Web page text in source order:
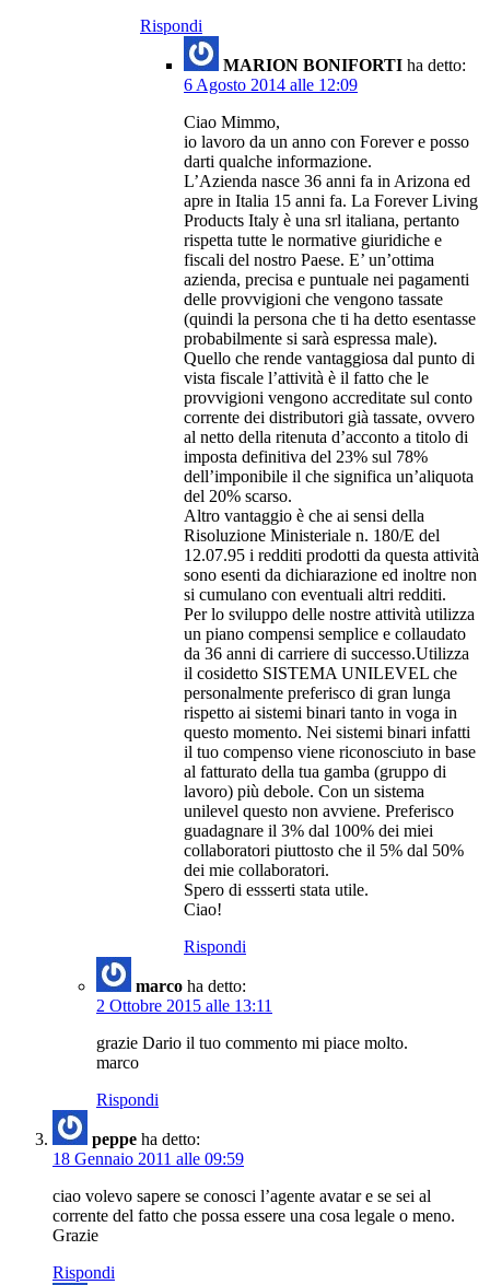
Rispondi
MARION BONIFORTI ha detto:
6 Agosto 2014 alle 12:09
Ciao Mimmo,
io lavoro da un anno con Forever e posso
darti qualche informazione.
L’Azienda nasce 36 anni fa in Arizona ed
apre in Italia 15 anni fa. La Forever Living
Products Italy è una srl italiana, pertanto
rispetta tutte le normative giuridiche e
fiscali del nostro Paese. E’ un’ottima
azienda, precisa e puntuale nei pagamenti
delle provvigioni che vengono tassate
(quindi la persona che ti ha detto esentasse
probabilmente si sarà espressa male).
Quello che rende vantaggiosa dal punto di
vista fiscale l’attività è il fatto che le
provvigioni vengono accreditate sul conto
corrente dei distributori già tassate, ovvero
al netto della ritenuta d’acconto a titolo di
imposta definitiva del 23% sul 78%
dell’imponibile il che significa un’aliquota
del 20% scarso.
Altro vantaggio è che ai sensi della
Risoluzione Ministeriale n. 180/E del
12.07.95 i redditi prodotti da questa attività
sono esenti da dichiarazione ed inoltre non
si cumulano con eventuali altri redditi.
Per lo sviluppo delle nostre attività utilizza
un piano compensi semplice e collaudato
da 36 anni di carriere di successo.Utilizza
il cosidetto SISTEMA UNILEVEL che
personalmente preferisco di gran lunga
rispetto ai sistemi binari tanto in voga in
questo momento. Nei sistemi binari infatti
il tuo compenso viene riconosciuto in base
al fatturato della tua gamba (gruppo di
lavoro) più debole. Con un sistema
unilevel questo non avviene. Preferisco
guadagnare il 3% dal 100% dei miei
collaboratori piuttosto che il 5% dal 50%
dei mie collaboratori.
Spero di essserti stata utile.
Ciao!
Rispondi
marco ha detto:
2 Ottobre 2015 alle 13:11
grazie Dario il tuo commento mi piace molto.
marco
Rispondi
peppe ha detto:
18 Gennaio 2011 alle 09:59
ciao volevo sapere se conosci l’agente avatar e se sei al
corrente del fatto che possa essere una cosa legale o meno.
Grazie
Rispondi